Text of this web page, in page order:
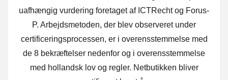
uafhængig vurdering foretaget af ICTRecht og Forus-
P. Arbejdsmetoden, der blev observeret under
certificeringsprocessen, er i overensstemmelse med
de 8 bekræftelser nedenfor og i overensstemmelse
med hollandsk lov og regler. Netbutikken bliver